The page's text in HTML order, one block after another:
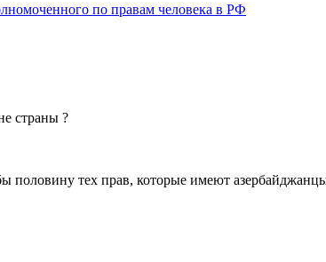
по правам человека в РФ
страны ?
половину тех прав, которые имеют